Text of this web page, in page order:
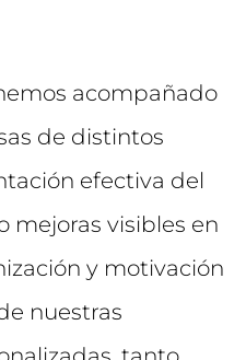
acompañado
de distintos
efectiva del
mejoras visibles en
y motivación
nuestras